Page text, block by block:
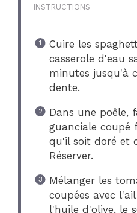
INSTRUCTIONS
Cuire les
casserole d'eau
minutes jusqu'à
dente.
Dans une poêle,
guanciale coupé
qu'il soit doré et
Réserver.
Mélanger les
coupées avec
l'huile d'olive, le